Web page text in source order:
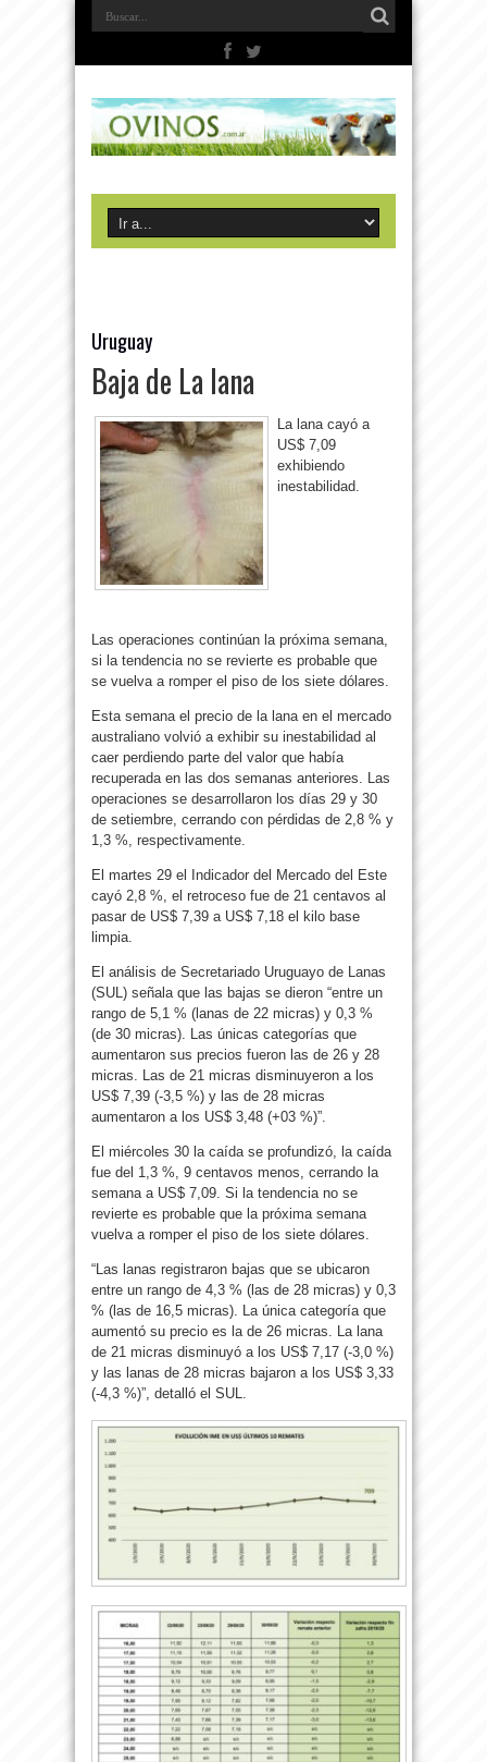
Uruguay
Baja de La lana
La lana cayó a
US$ 7,09
exhibiendo
inestabilidad.
Las operaciones continúan la próxima semana,
si la tendencia no se revierte es probable que
se vuelva a romper el piso de los siete dólares.
Esta semana el precio de la lana en el mercado
australiano volvió a exhibir su inestabilidad al
caer perdiendo parte del valor que había
recuperada en las dos semanas anteriores. Las
operaciones se desarrollaron los días 29 y 30
de setiembre, cerrando con pérdidas de 2,8 % y
1,3 %, respectivamente.
El martes 29 el Indicador del Mercado del Este
cayó 2,8 %, el retroceso fue de 21 centavos al
pasar de US$ 7,39 a US$ 7,18 el kilo base
limpia.
El análisis de Secretariado Uruguayo de Lanas
(SUL) señala que las bajas se dieron “entre un
rango de 5,1 % (lanas de 22 micras) y 0,3 %
(de 30 micras). Las únicas categorías que
aumentaron sus precios fueron las de 26 y 28
micras. Las de 21 micras disminuyeron a los
US$ 7,39 (-3,5 %) y las de 28 micras
aumentaron a los US$ 3,48 (+03 %)”.
El miércoles 30 la caída se profundizó, la caída
fue del 1,3 %, 9 centavos menos, cerrando la
semana a US$ 7,09. Si la tendencia no se
revierte es probable que la próxima semana
vuelva a romper el piso de los siete dólares.
“Las lanas registraron bajas que se ubicaron
entre un rango de 4,3 % (las de 28 micras) y 0,3
% (las de 16,5 micras). La única categoría que
aumentó su precio es la de 26 micras. La lana
de 21 micras disminuyó a los US$ 7,17 (-3,0 %)
y las lanas de 28 micras bajaron a los US$ 3,33
(-4,3 %)”, detalló el SUL.